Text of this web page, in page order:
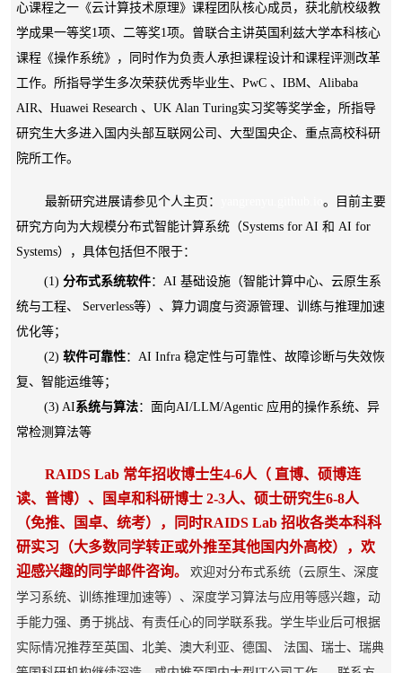
心课程之一《云计算技术原理》课程团队核心成员，获北航校级教
学成果一等奖1项、二等奖1项。曾联合主讲英国利兹大学本科核心
课程《操作系统》，同时作为负责人承担课程设计和课程评测改革
工作。 所指导学生多次荣获优秀毕业生、PwC 、IBM、Alibaba
AIR、Huawei Research 、UK Alan Turing实习奖等奖学金，所指导
研究生大多进入国内头部互联网公司、大型国央企、重点高校科研
院所工作。
最新研究进展请参见个人主页： 。目 前主要
研究方向为大规模分布式智能计算系统（Systems for AI 和 AI for
Systems），具体包括但不限于：
(1) 分布式系统软件：AI 基础设施（智能计算中心、云原生系
统与工程、 Serverless等）、算力调度与资源管理、训练与推理加速
优化等；
(2) 软件可靠性：AI Infra 稳定性与可靠性、故障诊断与失效恢
复 、智能运维等；
(3) AI系统与算法：面向AI/LLM/Agentic 应用的操作系统、异
常检测算法等
RAIDS Lab 常年招收博士生4-6人（ 直博、硕博连
读、普博）、国卓和科研博士 2-3人、硕士研究生6-8人
（免推、国卓、统考），同时RAIDS Lab 招收各类本科科
研实习（大多数同学转正或外推至其他国内外高校），欢
迎感兴趣的同学邮件咨询。
欢迎对分布式系统（云原生、深度
学习系统、训练推理加速等）、深度学习算法与应用等感兴趣，动
手能力强、勇于挑战、有责任心的同学联系我。学生毕业后可根据
实际情况推荐至英国、北美、澳大利亚、德国、 法国、瑞士、瑞典